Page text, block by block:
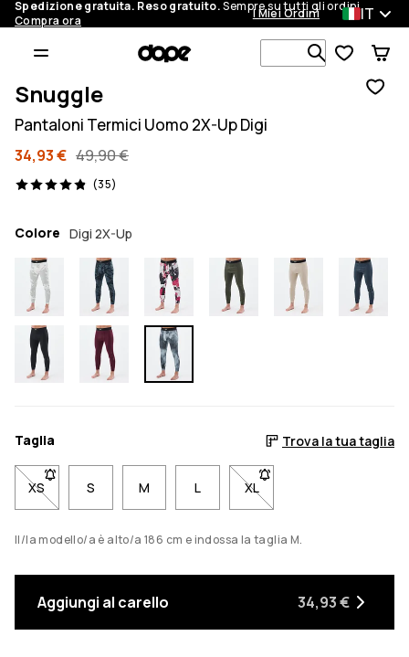
Spedizione gratuita. Reso gratuito.Sempre su tutti gli ordini.
Compra ora
I Miei Ordini IT
Cerca tra 1
Snuggle
Pantaloni Termici Uomo 2X-Up Digi
34,93 € 49,90 €
(35)
35 recensioni, 4.9/5
Colore Digi 2X-Up
Taglia Trova la tua taglia
XS- Taglia XS non disponibile. Clicca per essere avvisato
S M L XL- Taglia XL non
Il/la modello/a è alto/a 186 cm e indossa la taglia M.
Aggiungi al carello 34,93 €